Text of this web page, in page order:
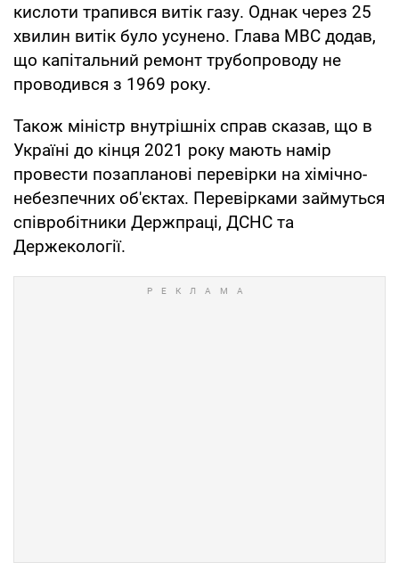
кислоти трапився витік газу. Однак через 25
хвилин витік було усунено. Глава МВС додав,
що капітальний ремонт трубопроводу не
проводився з 1969 року.
Також міністр внутрішніх справ сказав, що в
Україні до кінця 2021 року мають намір
провести позапланові перевірки на хімічно-
небезпечних об'єктах. Перевірками займуться
співробітники Держпраці, ДСНС та
Держекології.